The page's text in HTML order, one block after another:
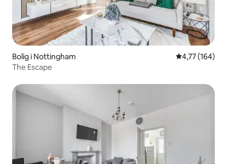
Bolig i Nottingham 4,77 ud af 5 i
4,77 (164)
The Escape